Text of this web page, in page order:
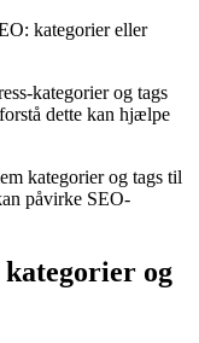
kategorier eller
kategorier og tags
dette kan hjælpe
kategorier og tags til
påvirke SEO-
og